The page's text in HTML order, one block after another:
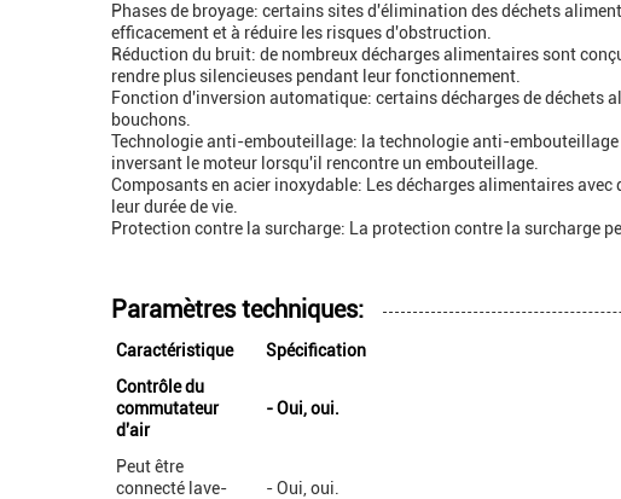
Phases de broyage: certains sites d'élimination des déchets
efficacement et à réduire les risques d'obstruction.
Réduction du bruit: de nombreux décharges alimentaires sont
rendre plus silencieuses pendant leur fonctionnement.
Fonction d'inversion automatique: certains décharges de
bouchons.
Technologie anti-embouteillage: la technologie anti-
inversant le moteur lorsqu'il rencontre un embouteillage.
Composants en acier inoxydable: Les décharges alimentaires
leur durée de vie.
Protection contre la surcharge: La protection contre la surcharge
Paramètres techniques:
Caractéristique
Spécification
Contrôle du
commutateur
d'air
- Oui, oui.
Peut être
connecté lave-
- Oui, oui.